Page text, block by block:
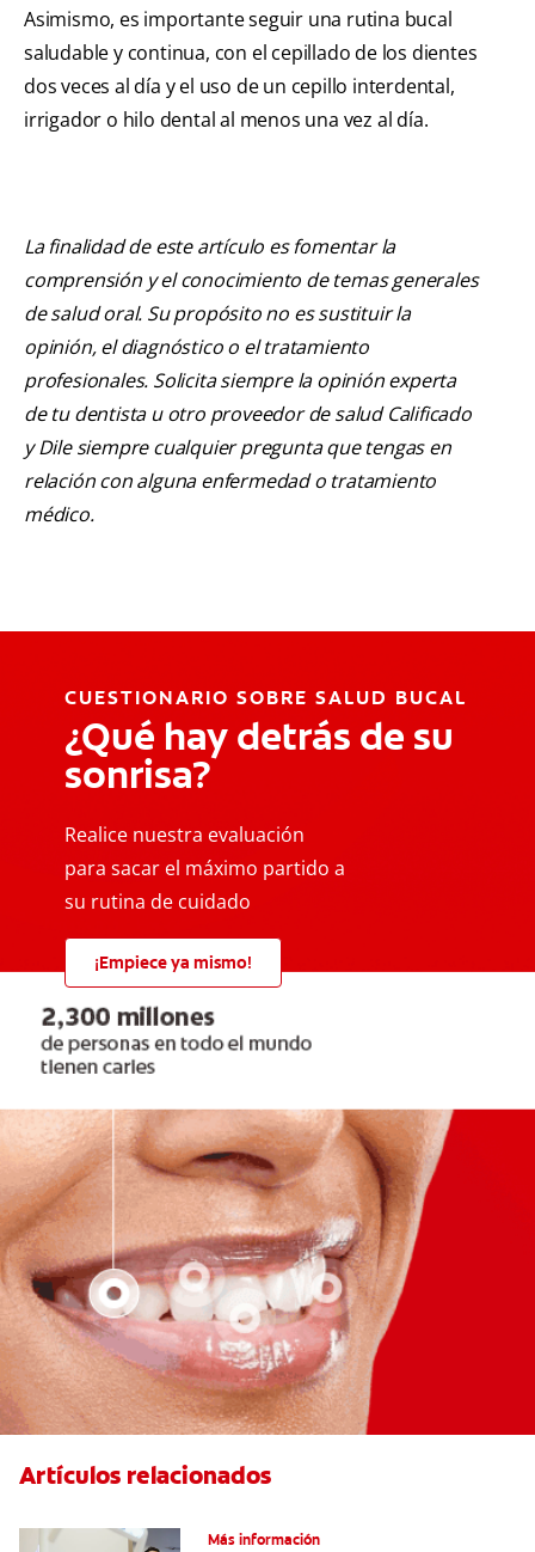
Asimismo, es importante seguir una rutina bucal
saludable y continua, con el cepillado de los dientes
dos veces al día y el uso de un cepillo interdental,
irrigador o hilo dental al menos una vez al día.
La finalidad de este artículo es fomentar la
comprensión y el conocimiento de temas generales
de salud oral. Su propósito no es sustituir la
opinión, el diagnóstico o el tratamiento
profesionales. Solicita siempre la opinión experta
de tu dentista u otro proveedor de salud Calificado
y Dile siempre cualquier pregunta que tengas en
relación con alguna enfermedad o tratamiento
médico.
CUESTIONARIO SOBRE SALUD BUCAL
¿Qué hay detrás de su
sonrisa?
Realice nuestra evaluación
para sacar el máximo partido a
su rutina de cuidado
¡Empiece ya mismo!
Artículos relacionados
Más información